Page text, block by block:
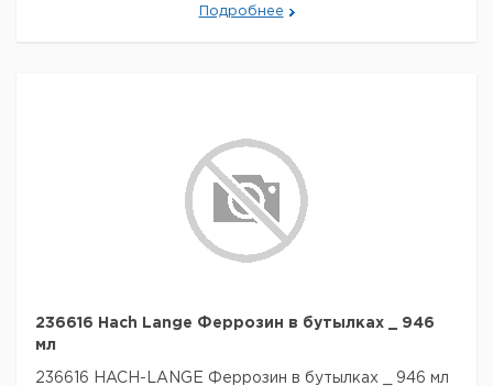
Подробнее
236616 Hach Lange Феррозин в бутылках _ 946
мл
236616 HACH-LANGE Феррозин в бутылках _ 946 мл